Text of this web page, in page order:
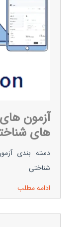
آزمون
های
دسته بندی
شناختی
ادامه مطلب